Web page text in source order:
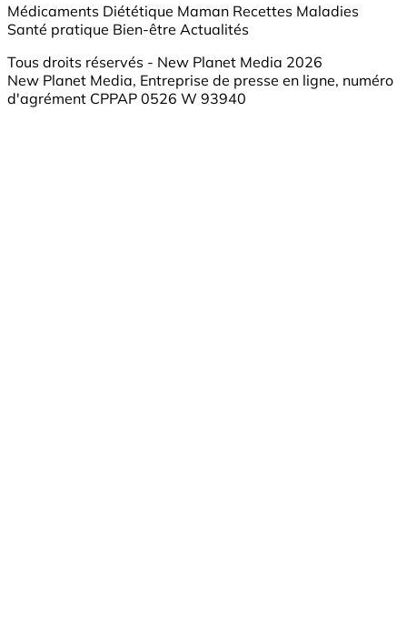
Médicaments Diététique Maman Recettes Maladies
Santé pratique Bien-être Actualités
Tous droits réservés - New Planet Media 2026
New Planet Media, Entreprise de presse en ligne, numéro
d'agrément CPPAP 0526 W 93940